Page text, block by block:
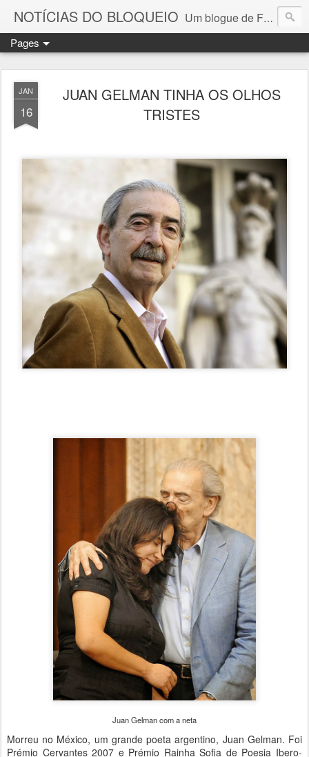
NOTÍCIAS DO BLOQUEIO Um blogue de Fernando Paulouro Neves
Pages
JAN
16
JUAN GELMAN TINHA OS OLHOS
TRISTES
Juan Gelman com a neta
Morreu no México, um grande poeta argentino, Juan Gelman. Foi
Prémio Cervantes 2007 e Prémio Rainha Sofia de Poesia Ibero-